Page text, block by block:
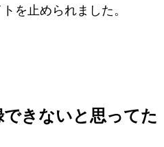
を止められました。
きないと思ってた